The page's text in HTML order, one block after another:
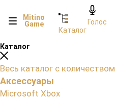
Mitino
Game
Каталог
Голос
Каталог
Весь каталог с количеством
Аксессуары
Microsoft Xbox